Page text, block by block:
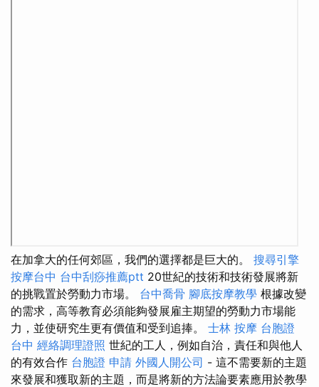
在加拿大的任何郊區，我們的選擇都是巨大的。 搜尋引擎
按摩台中 台中刮痧推薦ptt 20世紀的技術和技術發展將新
的挑戰置於勞動力市場。 台中喬骨 腳底按摩教學 根據改變
的需求，高等教育必須能夠發展雇主期望的勞動力市場能
力，並使研究生更有價值和受到追捧。 士林 按摩 台胞證
台中 經絡調理證照 世紀的工人，例如自治，責任和與他人
的有效合作 台胞證 申請 外國人開公司 - 這不需要新的主題
來發展和獲取新的主題，而是將新的方法論要素應用於教學